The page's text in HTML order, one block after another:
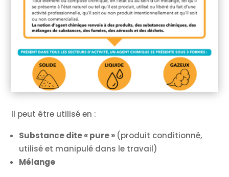
Il peut être utilisé en :
Substance dite « pure » (produit conditionné,
utilisé et manipulé dans le travail)
Mélange